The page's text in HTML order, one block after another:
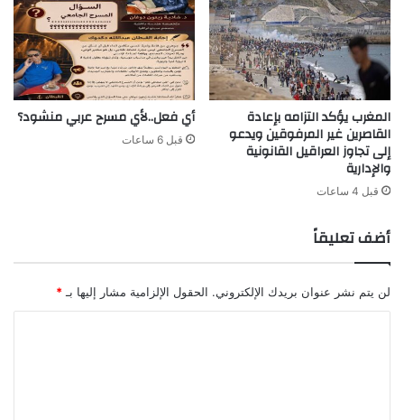
المغرب يؤكد التزامه بإعادة
القاصرين غير المرفوقين ويدعو
إلى تجاوز العراقيل القانونية
والإدارية
قبل 4 ساعات
أي فعل..لأي مسرح عربي منشود؟
قبل 6 ساعات
أضف تعليقاً
لن يتم نشر عنوان بريدك الإلكتروني. الحقول الإلزامية مشار إليها بـ *